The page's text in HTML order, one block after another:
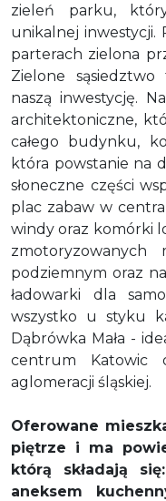
zieleń parku,
unikalnej inwestycji.
parterach zielona
Zielone
naszą inwestycję.
architektoniczne,
całego budynku,
która powstanie na
słoneczne części
plac zabaw w
windy oraz komórki
zmotoryzowanych
podziemnym oraz
ładowarki dla
wszystko u styku
Dąbrówka Mała -
centrum Katowic
aglomeracji śląskiej.
Oferowane
piętrze i ma
którą składają
aneksem